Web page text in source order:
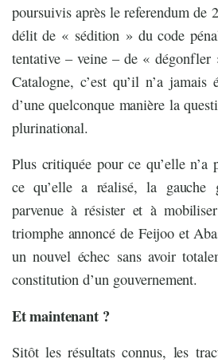
poursuivis après le referendum de
délit de « sédition » du code
tentative – veine – de «
Catalogne, c’est qu’il n’a jamais
d’une quelconque manière la
plurinational.
Plus critiquée pour ce qu’elle n’a
ce qu’elle a réalisé, la gauche
parvenue à résister et à
triomphe annoncé de Feijoo et
un nouvel échec sans avoir
constitution d’un gouvernement.
Et maintenant ?
Sitôt les résultats connus, les